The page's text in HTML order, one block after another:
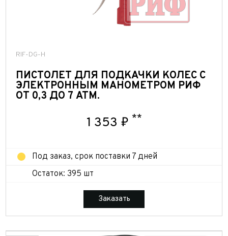
RIF-DG-H
ПИСТОЛЕТ ДЛЯ ПОДКАЧКИ КОЛЕС С
ЭЛЕКТРОННЫМ МАНОМЕТРОМ РИФ
ОТ 0,3 ДО 7 АТМ.
1 353 ₽ **
Под заказ, срок поставки 7 дней
Остаток: 395 шт
Заказать